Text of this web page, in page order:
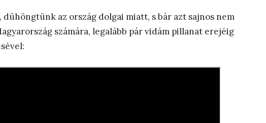
az ország dolgai miatt, s bár azt sajnos nem
számára, legalább pár vidám pillanat erejéig